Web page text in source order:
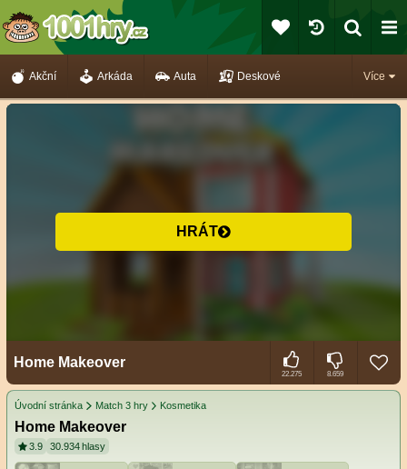
Více
Akční Arkáda Auta Deskové
HRÁT
Home Makeover
22.275 8.659
Úvodní stránka Match 3 hry Kosmetika
Home Makeover
3.9 30.934 hlasy